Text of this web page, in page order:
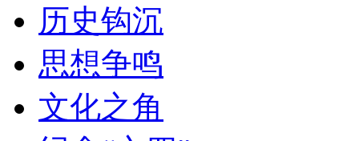
历史钩沉
思想争鸣
文化之角